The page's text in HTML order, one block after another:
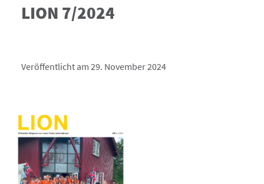
LION 7/2024
Veröffentlicht am 29. November 2024